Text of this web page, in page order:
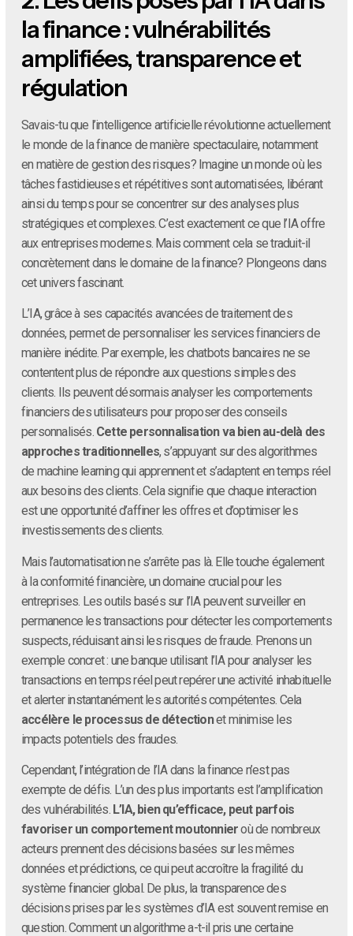
la finance : vulnérabilités
amplifiées, transparence et
régulation
Savais-tu que l’intelligence artificielle révolutionne actuellement
le monde de la finance de manière spectaculaire, notamment
en matière de gestion des risques? Imagine un monde où les
tâches fastidieuses et répétitives sont automatisées, libérant
ainsi du temps pour se concentrer sur des analyses plus
stratégiques et complexes. C’est exactement ce que l’IA offre
aux entreprises modernes. Mais comment cela se traduit-il
concrètement dans le domaine de la finance? Plongeons dans
cet univers fascinant.
L’IA, grâce à ses capacités avancées de traitement des
données, permet de personnaliser les services financiers de
manière inédite. Par exemple, les chatbots bancaires ne se
contentent plus de répondre aux questions simples des
clients. Ils peuvent désormais analyser les comportements
financiers des utilisateurs pour proposer des conseils
personnalisés. Cette personnalisation va bien au-delà des
approches traditionnelles, s’appuyant sur des algorithmes
de machine learning qui apprennent et s’adaptent en temps réel
aux besoins des clients. Cela signifie que chaque interaction
est une opportunité d’affiner les offres et d’optimiser les
investissements des clients.
Mais l’automatisation ne s’arrête pas là. Elle touche également
à la conformité financière, un domaine crucial pour les
entreprises. Les outils basés sur l’IA peuvent surveiller en
permanence les transactions pour détecter les comportements
suspects, réduisant ainsi les risques de fraude. Prenons un
exemple concret : une banque utilisant l’IA pour analyser les
transactions en temps réel peut repérer une activité inhabituelle
et alerter instantanément les autorités compétentes. Cela
accélère le processus de détectionet minimise les
impacts potentiels des fraudes.
Cependant, l’intégration de l’IA dans la finance n’est pas
exempte de défis. L’un des plus importants est l’amplification
des vulnérabilités. L’IA, bien qu’efficace, peut parfois
favoriser un comportement moutonnieroù de nombreux
acteurs prennent des décisions basées sur les mêmes
données et prédictions, ce qui peut accroître la fragilité du
système financier global. De plus, la transparence des
décisions prises par les systèmes d’IA est souvent remise en
question. Comment un algorithme a-t-il pris une certaine